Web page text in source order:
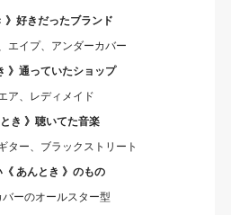
》好きだったブランド
エイプ、アンダーカバー
》通っていたショップ
ア、レディメイド
とき 》聴いてた音楽
ター、ブラックストリート
あんとき 》のもの
ーのオールスター型